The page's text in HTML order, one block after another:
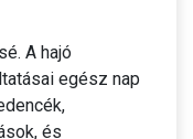
A hajó
egész nap
és